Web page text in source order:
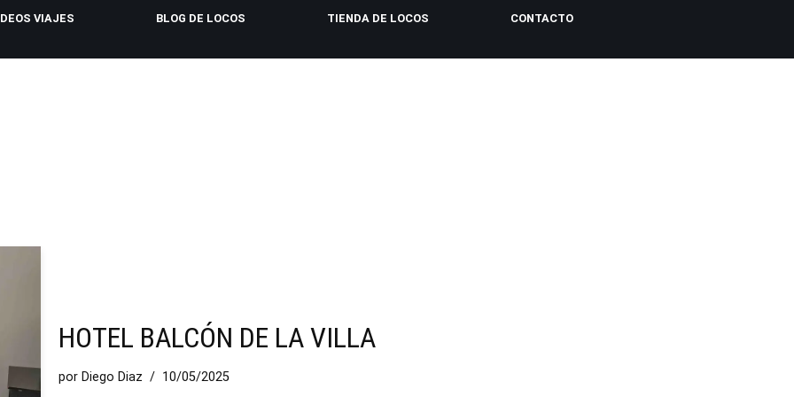
VIAJES BLOG DE LOCOS TIENDA DE LOCOS
CONTACTO
HOTEL BALCÓN DE LA VILLA
por Diego Diaz 10/05/2025